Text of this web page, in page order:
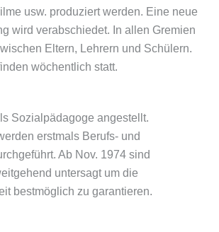
usw. produziert werden. Eine neue
wird verabschiedet. In allen Gremien
Eltern, Lehrern und Schülern.
wöchentlich statt.
Sozialpädagoge angestellt.
erstmals Berufs- und
Ab Nov. 1974 sind
untersagt um die
bestmöglich zu garantieren.